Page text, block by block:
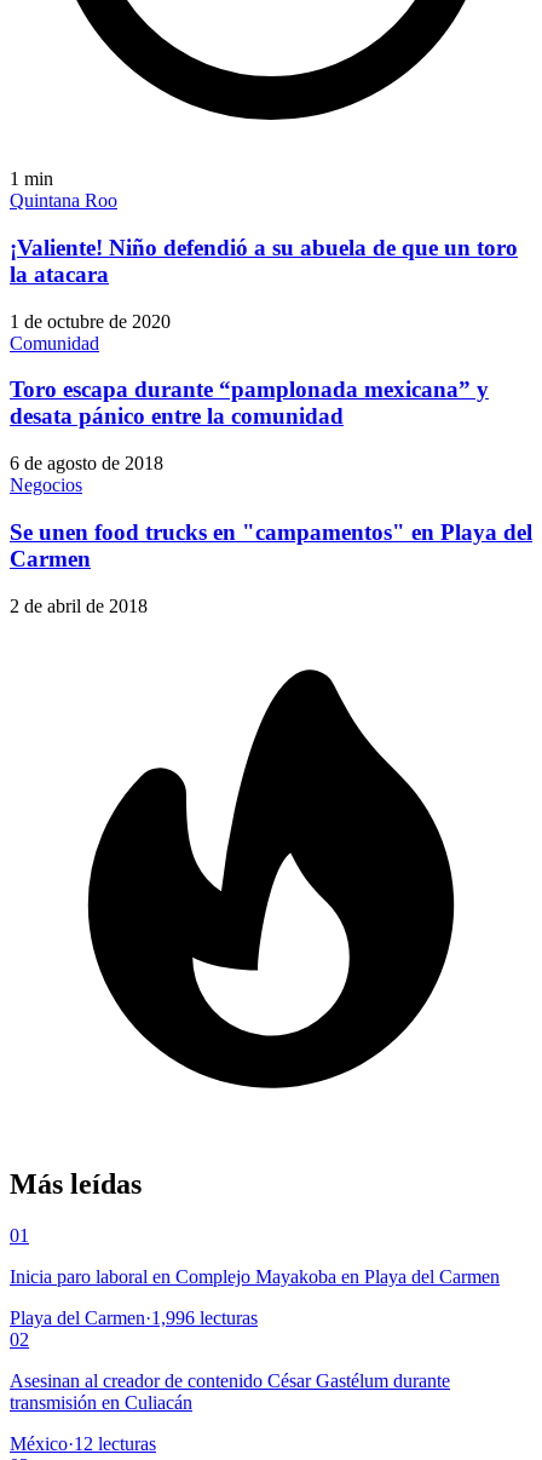
1 min
Quintana Roo
¡Valiente! Niño defendió a su abuela de que un toro
la atacara
1 de octubre de 2020
Comunidad
Toro escapa durante “pamplonada mexicana” y
desata pánico entre la comunidad
6 de agosto de 2018
Negocios
Se unen food trucks en "campamentos" en Playa del
Carmen
2 de abril de 2018
Más leídas
01
Inicia paro laboral en Complejo Mayakoba en Playa del Carmen
Playa del Carmen·1,996 lecturas
02
Asesinan al creador de contenido César Gastélum durante
transmisión en Culiacán
México·12 lecturas